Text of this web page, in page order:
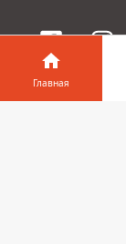
Главная